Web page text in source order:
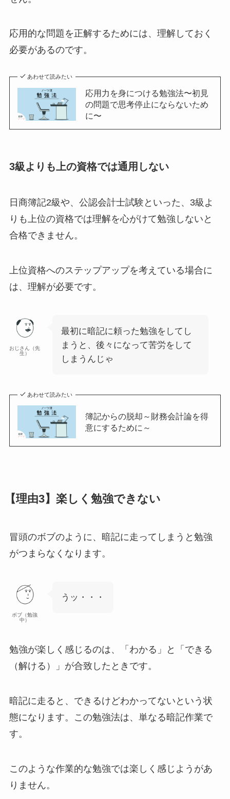
応用的な問題を正解するためには、理解しておく
必要があるのです。
あわせて読みたい
応用力を身につける勉強法〜初見
の問題で思考停止にならないため
に〜
3級よりも上の資格では通用しない
日商簿記2級や、公認会計士試験といった、3級よ
りも 上位の資格では理解を心がけて勉強しないと
合格できません。
上位資格へのステップアップを考えている場合に
は、理解が必要です。
おじさん（先
生）
最初に暗記に頼った勉強をしてし
まうと、後々になって苦労をして
しまうんじゃ
あわせて読みたい
簿記からの脱却～財務会計論を得
意にするために～
【理由3】楽しく勉強できない
冒頭のボブのように、暗記に走ってしまうと勉強
がつまらなくなります。
ボブ（勉強
中）
うッ・・・
勉強が楽しく感じるのは、「わかる」と「できる
（解ける）」が合致したとき です。
暗記に走ると、できるけどわかってないという状
態になります。この勉強法は、単なる暗記作業で
す。
このような作業的な勉強では楽しく感じようがあ
りません。